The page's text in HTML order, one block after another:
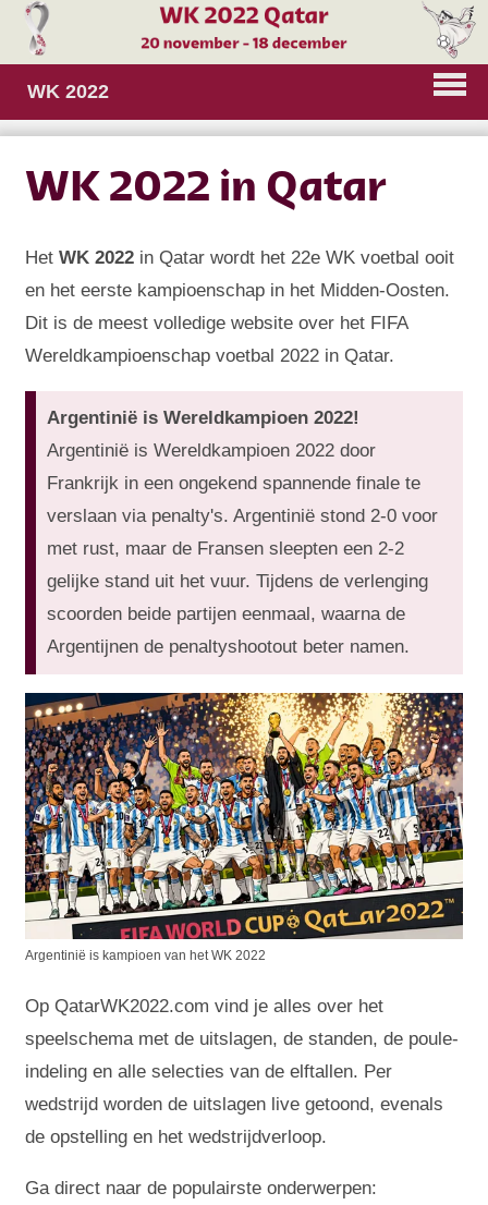
WK 2022
WK 2022 in Qatar
HetWK 2022 in Qatar wordt het 22e WK voetbal ooit
en het eerste kampioenschap in het Midden-Oosten.
Dit is de meest volledige website over het FIFA
Wereldkampioenschap voetbal 2022 in Qatar.
Argentinië is Wereldkampioen 2022!
Argentinië is Wereldkampioen 2022 door
Frankrijk in een ongekend spannende finale te
verslaan via penalty's. Argentinië stond 2-0 voor
met rust, maar de Fransen sleepten een 2-2
gelijke stand uit het vuur. Tijdens de verlenging
scoorden beide partijen eenmaal, waarna de
Argentijnen de penaltyshootout beter namen.
Argentinië is kampioen van het WK 2022
Op QatarWK2022.com vind je alles over het
speelschema met de uitslagen, de standen, de poule-
indeling en alle selecties van de elftallen. Per
wedstrijd worden de uitslagen live getoond, evenals
de opstelling en het wedstrijdverloop.
Ga direct naar de populairste onderwerpen: